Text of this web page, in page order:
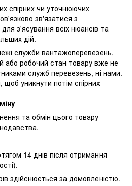
спірних чи уточнюючих
зв'язатися з
з'ясування всіх нюансів та
дій.
служби вантажоперевезень,
або робочий стан товару вже не
служб перевезень, ні нами.
уникнути потім спірних
та обмін цього товару
14 днів після отримання
здійснюється за домовленістю.